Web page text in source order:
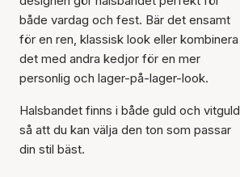
Artikeln har lagts till i
korgen
både vardag och fest. Bär det ensamt
för en ren, klassisk look eller kombinera
det med andra kedjor för en mer
personlig och lager-på-lager-look.
Halsbandet finns i både guld och vitguld,
så att du kan välja den ton som passar
din stil bäst.